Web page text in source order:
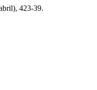
423-39.